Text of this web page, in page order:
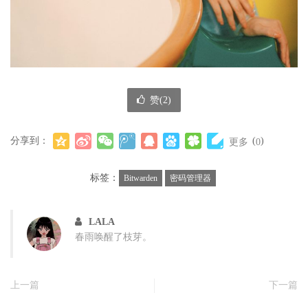
赞(2)
分享到： 更多 (0)
标签： Bitwarden 密码管理器
LALA
春雨唤醒了枝芽。
上一篇
下一篇